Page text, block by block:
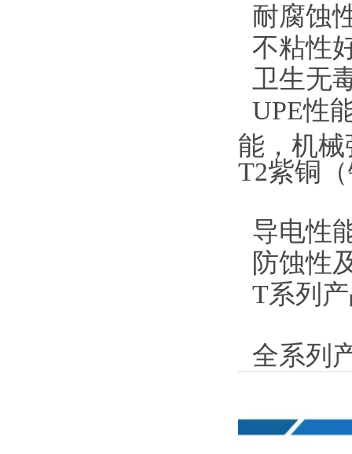
耐腐蚀
不粘性
卫生无
UPE性
能，机械
T2紫铜
导电性
防蚀性
T系列
全系列